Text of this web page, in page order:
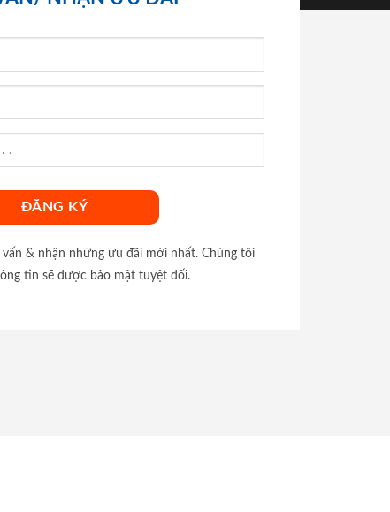
& nhận những ưu đãi mới nhất. Chúng tôi
tin sẽ được bảo mật tuyệt đối.